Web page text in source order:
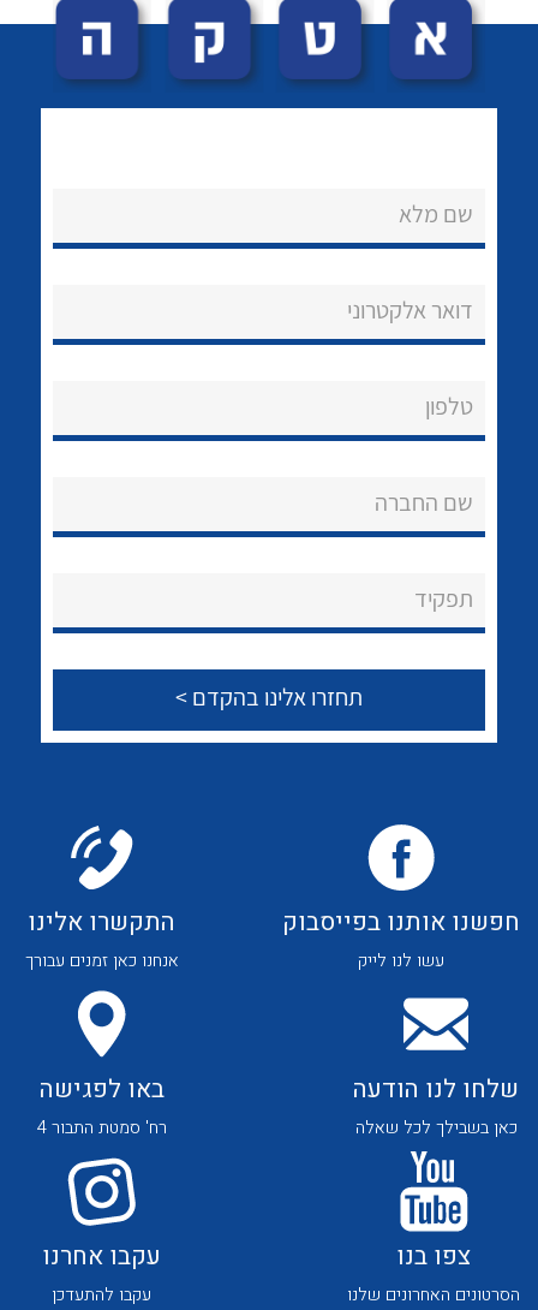
הצוות שלנו
שירותי תמיכה
לכל מוצרי היצרן לכל מוצרי היצרן
לכל מוצרי היצרן לכל מוצרי היצרן
לכל מוצרי היצרן לכל מוצרי היצרן
שם מלא
דואר אלקטרוני
טלפון
שם החברה
תפקיד
חפשנו אותנו בפייסבוק
עשו לנו לייק
התקשרו אלינו
אנחנו כאן זמנים עבורך
שלחו לנו הודעה
כאן בשבילך לכל שאלה
באו לפגישה
רח' סמטת התבור 4
צפו בנו
הסרטונים האחרונים שלנו
עקבו אחרנו
עקבו להתעדכן